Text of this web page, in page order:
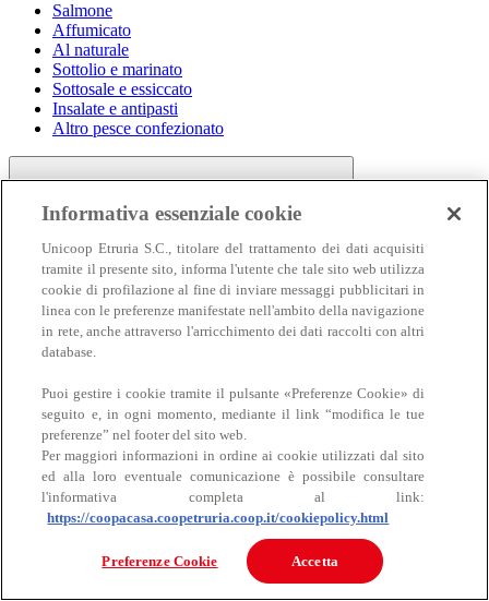
Salmone
Affumicato
Al naturale
Sottolio e marinato
Sottosale e essiccato
Insalate e antipasti
Altro pesce confezionato
Carne
Carne
Bovino
Informativa essenziale cookie
Unicoop Etruria S.C., titolare del trattamento dei dati acquisiti
tramite il presente sito, informa l'utente che tale sito web utilizza
cookie di profilazione al fine di inviare messaggi pubblicitari in
linea con le preferenze manifestate nell'ambito della navigazione
in rete, anche attraverso l'arricchimento dei dati raccolti con altri
database.
Puoi gestire i cookie tramite il pulsante «Preferenze Cookie» di
seguito e, in ogni momento, mediante il link “modifica le tue
preferenze” nel footer del sito web.
Per maggiori informazioni in ordine ai cookie utilizzati dal sito
ed alla loro eventuale comunicazione è possibile consultare
l'informativa completa al link:
https://coopacasa.coopetruria.coop.it/cookiepolicy.html
Preferenze Cookie Accetta